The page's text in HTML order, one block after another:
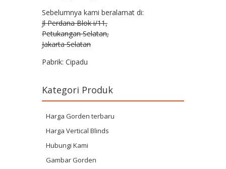
Sebelumnya kami beralamat di:
Jl Perdana Blok i/11,
Petukangan Selatan,
Jakarta Selatan
Pabrik: Cipadu
Kategori Produk
Harga Gorden terbaru
Harga Vertical Blinds
Hubungi Kami
Gambar Gorden